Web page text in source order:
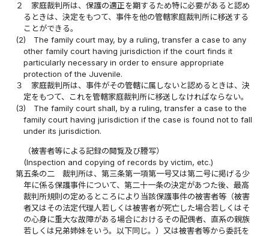
２
家庭裁判所は、保護の適正を期するため特に必要があると認め
るときは、決定をもつて、事件を他の管轄家庭裁判所に移送する
ことができる。
(2)
The family court may, by a ruling, transfer a case to any
other family court having jurisdiction if the court finds it
particularly necessary in order to ensure appropriate
protection of the Juvenile.
３
家庭裁判所は、事件がその管轄に属しないと認めるときは、決
定をもつて、これを管轄家庭裁判所に移送しなければならない。
(3)
The family court shall, by a ruling, transfer a case to the
family court having jurisdiction if the case is found not to fall
under its jurisdiction.
（被害者等による記録の閲覧及び謄写）
(Inspection and copying of records by victim, etc.)
第五条の二
裁判所は、第三条第一項第一号又は第二号に掲げる少
年に係る保護事件について、第二十一条の決定があつた後、最高
裁判所規則の定めるところにより当該保護事件の被害者等（被害
者又はその法定代理人若しくは被害者が死亡した場合若しくはそ
の心身に重大な故障がある場合におけるその配偶者、直系の親族
若しくは兄弟姉妹をいう。以下同じ。）又は被害者等から委託を